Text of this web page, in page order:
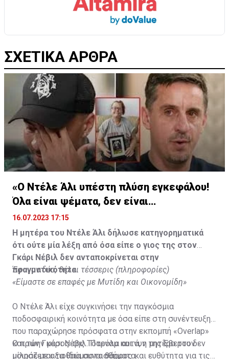
ΣΧΕΤΙΚΑ ΑΡΘΡΑ
«Ο Ντέλε Άλι υπέστη πλύση εγκεφάλου!
Όλα είναι ψέματα, δεν είναι
υιοθετημένος»
16.07.2023 17:15
Η μητέρα του Ντέλε Άλι δήλωσε κατηγορηματικά
ότι ούτε μία λέξη από όσα είπε ο γιος της στον
Γκάρι Νέβιλ δεν ανταποκρίνεται στην
πραγματικότητα.
Έφυγαν δύο, θέλει τέσσερις (πληροφορίες)
«Είμαστε σε επαφές με Μυτίδη και Οικονομίδη»
Ο Ντέλε Άλι είχε συγκινήσει την παγκόσμια
ποδοσφαιρική κοινότητα με όσα είπε στη συνέντευξη
που παραχώρησε πρόσφατα στην εκπομπή «Overlap»
και τον Γκάρι Νέβιλ. Παρόλα αυτά, η μητέρα του δεν
μοιράζεται τα ίδια συναισθήματα.
Ο πρώην μέσος της Τότεναμ και νυν της Έβερτον
μίλησε με αξιοθαύμαστο θάρρος και ευθύτητα για τις